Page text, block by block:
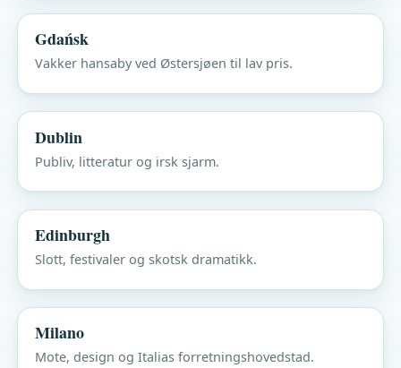
Gdańsk
Vakker hansaby ved Østersjøen til lav pris.
Dublin
Publiv, litteratur og irsk sjarm.
Edinburgh
Slott, festivaler og skotsk dramatikk.
Milano
Mote, design og Italias forretningshovedstad.